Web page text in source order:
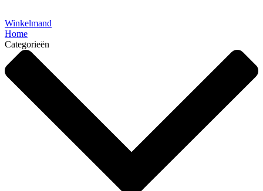
Winkelmand
Home
Categorieën